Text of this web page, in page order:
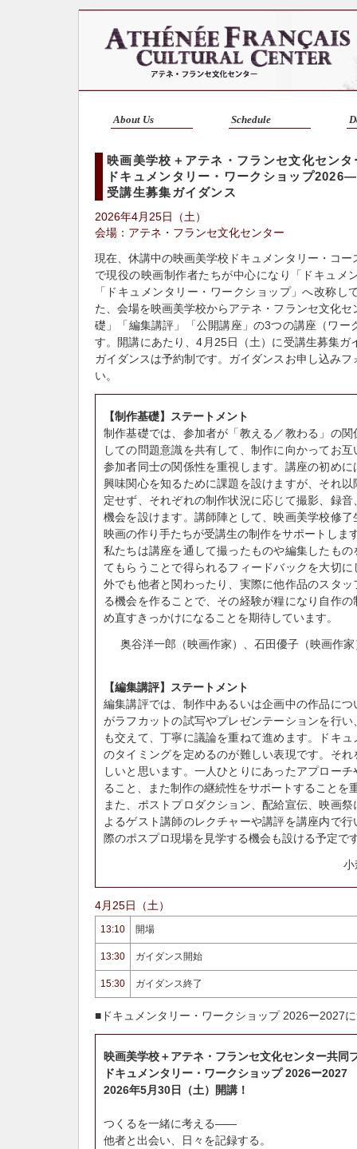
About Us Schedule
映画美学校＋アテネ・フランセ文化セン
ドキュメンタリー・ワークショップ
受講生募集ガイダンス
2026年4月25日（土）
会場：アテネ・フランセ文化センター
現在、休講中の映画美学校ドキュメンタリー・コー
で現役の映画制作者たちが中心になり「ドキュメ
「ドキュメンタリー・ワークショップ」へ改称し
た、会場を映画美学校からアテネ・フランセ文化
礎」「編集講評」「公開講座」の3つの講座（ワー
す。開講にあたり、4月25日（土）に受講生募集ガ
ガイダンスは予約制です。ガイダンスお申し込み
い。
【制作基礎】ステートメント
制作基礎では、参加者が「教える／教わる」の
しての問題意識を共有して、制作に向かってお
参加者同士の関係性を重視します。講座の初め
興味関心を知るために課題を設けますが、それ
定せず、それぞれの制作状況に応じて撮影、録
機会を設けます。講師陣として、映画美学校修
映画の作り手たちが受講生の制作をサポートしま
私たちは講座を通して撮ったものや編集したも
てもらうことで得られるフィードバックを大切
外でも他者と関わったり、実際に他作品のスタ
る機会を作ることで、その経験が糧になり自作
め直すきっかけになることを期待しています。
奥谷洋一郎（映画作家）、石田優子（映画作
【編集講評】ステートメント
編集講評では、制作中あるいは企画中の作品に
がラフカットの試写やプレゼンテーションを行
も交えて、丁寧に議論を重ねて進めます。ドキ
のタイミングを定めるのが難しい表現です。そ
しいと思います。一人ひとりにあったアプロー
ること、また制作の継続性をサポートすることを
また、ポストプロダクション、配給宣伝、映画
よるゲスト講師のレクチャーや講評を講座内で
際のポスプロ現場を見学する機会も設ける予定で
小
4月25日（土）
13:10 開場
13:30 ガイダンス開始
15:30 ガイダンス終了
■ドキュメンタリー・ワークショップ 2026ー2027
映画美学校＋アテネ・フランセ文化センター共同
ドキュメンタリー・ワークショップ 2026ー2027
2026年5月30日（土）開講！
つくるを一緒に考える――
他者と出会い、日々を記録する。